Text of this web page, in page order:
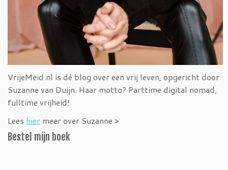
VrijeMeid.nl is dé blog over een vrij leven, opgericht door
Suzanne van Duijn. Haar motto? Parttime digital nomad,
fulltime vrijheid!
Lees hier meer over Suzanne >
Bestel mijn boek